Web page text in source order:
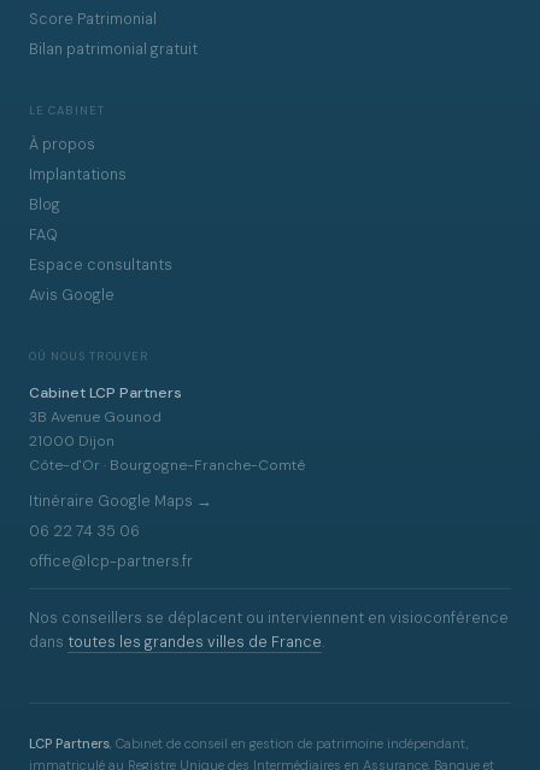
Score Patrimonial
Bilan patrimonial gratuit
LE CABINET
À propos
Implantations
Blog
FAQ
Espace consultants
Avis Google
OÙ NOUS TROUVER
Cabinet LCP Partners
3B Avenue Gounod
21000 Dijon
Côte-d'Or · Bourgogne-Franche-Comté
Itinéraire Google Maps →
06 22 74 35 06
office@lcp-partners.fr
Nos conseillers se déplacent ou interviennent en visioconférence
dans toutes les grandes villes de France.
LCP Partners , Cabinet de conseil en gestion de patrimoine indépendant,
immatriculé au Registre Unique des Intermédiaires en Assurance, Banque et